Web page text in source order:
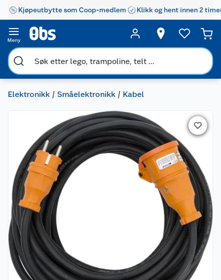
Kjøpeutbytte som Coop-medlem Klikk og hent innen 2
Meny
Elektronikk Småelektronikk Kabel